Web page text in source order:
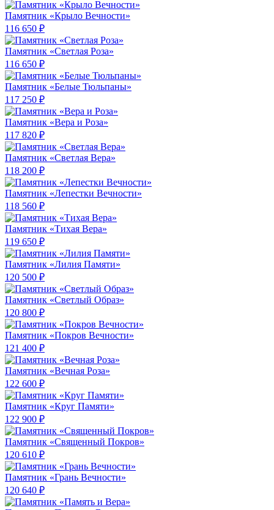
Памятник «Крыло Вечности»
116 650 ₽
Памятник «Светлая Роза»
116 650 ₽
Памятник «Белые Тюльпаны»
117 250 ₽
Памятник «Вера и Роза»
117 820 ₽
Памятник «Светлая Вера»
118 200 ₽
Памятник «Лепестки Вечности»
118 560 ₽
Памятник «Тихая Вера»
119 650 ₽
Памятник «Лилия Памяти»
120 500 ₽
Памятник «Светлый Образ»
120 800 ₽
Памятник «Покров Вечности»
121 400 ₽
Памятник «Вечная Роза»
122 600 ₽
Памятник «Круг Памяти»
122 900 ₽
Памятник «Священный Покров»
120 610 ₽
Памятник «Грань Вечности»
120 640 ₽